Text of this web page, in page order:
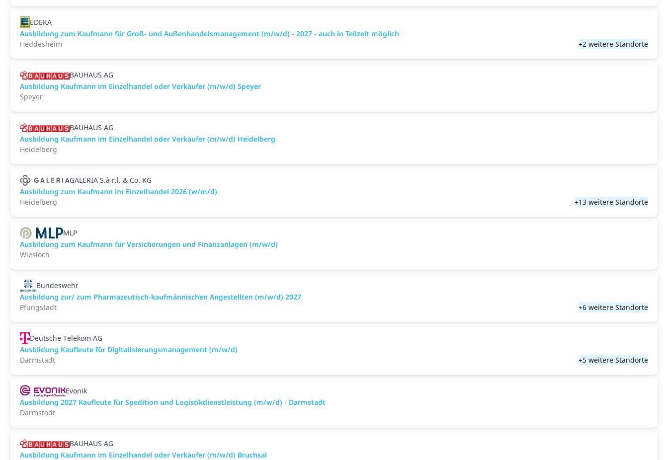
EDEKA
Ausbildung zum Kaufmann für Groß- und Außenhandelsmanagement (m/w/d) - 2027 - auch in Teilzeit möglich
Heddesheim
+2 weitere Standorte
BAUHAUS AG
Ausbildung Kaufmann im Einzelhandel oder Verkäufer (m/w/d) Speyer
Speyer
BAUHAUS AG
Ausbildung Kaufmann im Einzelhandel oder Verkäufer (m/w/d) Heidelberg
Heidelberg
GALERIA S.à r.l. & Co. KG
Ausbildung zum Kaufmann im Einzelhandel 2026 (w/m/d)
Heidelberg
+13 weitere Standorte
MLP
Ausbildung zum Kaufmann für Versicherungen und Finanzanlagen (m/w/d)
Wiesloch
Bundeswehr
Ausbildung zur/ zum Pharmazeutisch-kaufmännischen Angestellten (m/w/d) 2027
Pfungstadt
+6 weitere Standorte
Deutsche Telekom AG
Ausbildung Kaufleute für Digitalisierungsmanagement (m/w/d)
Darmstadt
+5 weitere Standorte
Evonik
Ausbildung 2027 Kaufleute für Spedition und Logistikdienstleistung (m/w/d) - Darmstadt
Darmstadt
BAUHAUS AG
Ausbildung Kaufmann im Einzelhandel oder Verkäufer (m/w/d) Bruchsal